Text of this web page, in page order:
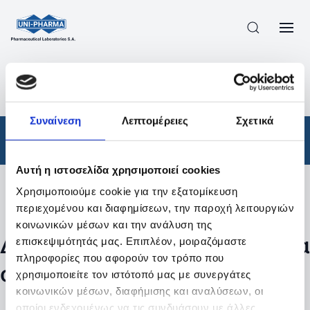
Συναίνεση Λεπτομέρειες Σχετικά
Αυτή η ιστοσελίδα χρησιμοποιεί cookies
Χρησιμοποιούμε cookie για την εξατομίκευση
περιεχομένου και διαφημίσεων, την παροχή λειτουργιών
κοινωνικών μέσων και την ανάλυση της
επισκεψιμότητάς μας. Επιπλέον, μοιραζόμαστε
πληροφορίες που αφορούν τον τρόπο που
χρησιμοποιείτε τον ιστότοπό μας με συνεργάτες
κοινωνικών μέσων, διαφήμισης και αναλύσεων, οι
οποίοι ενδεχομένως να τις συνδυάσουν με άλλες
ΠΡΟΪΟΝΤΑ
ΑΠΟΤΕΛΕΣΜΑΤΑ ΑΝΑΖΗΤΗΣΗΣ
Φάρμακα
Φίλτρα
Δεν βρέθηκαν προϊόντα με τα
συγκεκριμένα φίλτρα